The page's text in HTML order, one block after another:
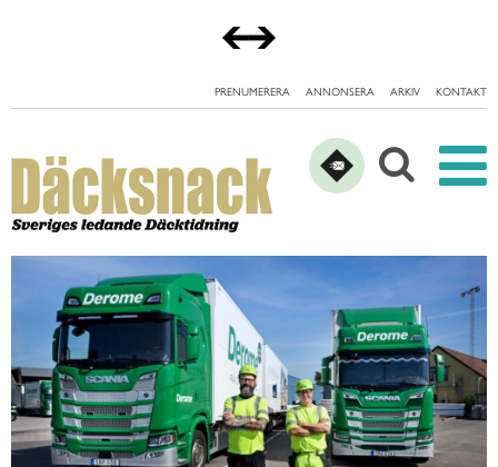
PRENUMERERA ANNONSERA ARKIV KONTAKT